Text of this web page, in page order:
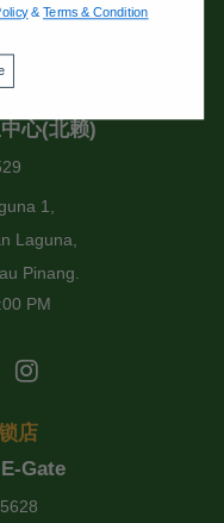
PM
心(北赖)
1,
Laguna,
Pinang.
PM
店
Gate
&Terms & Condition